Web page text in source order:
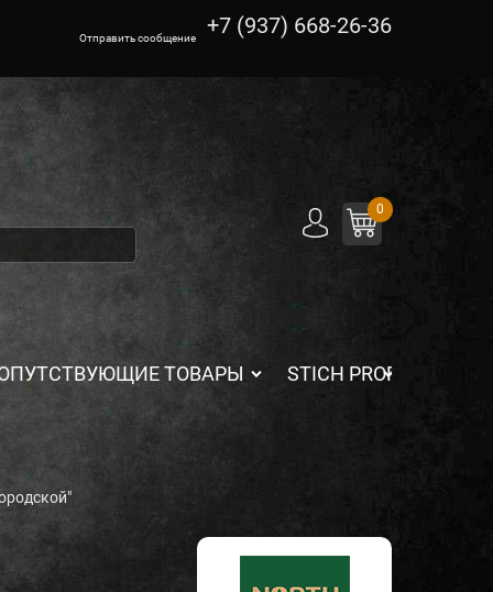
Отправить сообщение +7 (937) 668-26-36
0
ТОВАРЫ STICH PROFI